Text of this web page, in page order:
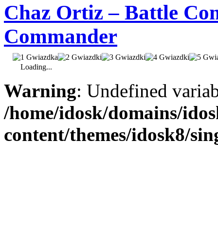
Chaz Ortiz – Battle
Commander
Loading...
Warning: Undefined
/home/idosk/domains/
content/themes/idosk8/